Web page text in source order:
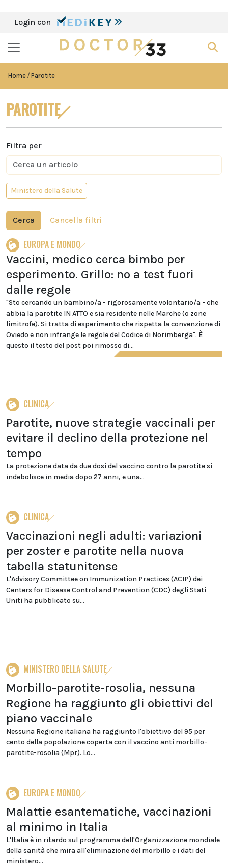
Login con
Home Parotite
PAROTITE
Filtra per
Ministero della Salute
Cerca Cancella filtri
EUROPA E MONDO
Vaccini, medico cerca bimbo per
esperimento. Grillo: no a test fuori
dalle regole
"Sto cercando un bambino/a - rigorosamente volontario/a - che
abbia la parotite IN ATTO e sia residente nelle Marche (o zone
limitrofe). Si tratta di esperimento che rispetta la convenzione di
Oviedo e non infrange le regole del Codice di Norimberga". È
questo il testo del post poi rimosso di...
CLINICA
Parotite, nuove strategie vaccinali per
evitare il declino della protezione nel
tempo
La protezione data da due dosi del vaccino contro la parotite si
indebolisce in media dopo 27 anni, e una...
CLINICA
Vaccinazioni negli adulti: variazioni
per zoster e parotite nella nuova
tabella statunitense
L'Advisory Committee on Immunization Practices (ACIP) dei
Centers for Disease Control and Prevention (CDC) degli Stati
Uniti ha pubblicato su...
MINISTERO DELLA SALUTE
Morbillo-parotite-rosolia, nessuna
Regione ha raggiunto gli obiettivi del
piano vaccinale
Nessuna Regione italiana ha raggiunto l'obiettivo del 95 per
cento della popolazione coperta con il vaccino anti morbillo-
parotite-rosolia (Mpr). Lo...
EUROPA E MONDO
Malattie esantematiche, vaccinazioni
al minimo in Italia
L'Italia è in ritardo sul programma dell'Organizzazione mondiale
della sanità che mira all'eliminazione del morbillo e i dati del
ministero...